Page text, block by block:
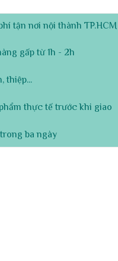
tận nơi nội thành TP.HCM
gấp từ 1h - 2h
thiệp...
thực tế trước khi giao
ba ngày